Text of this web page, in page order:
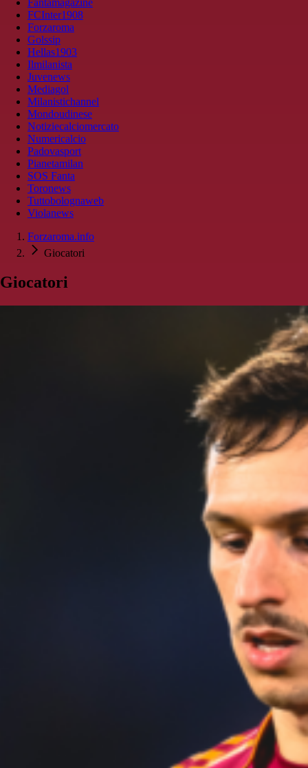
Fantamagazine
FCInter1908
Forzaroma
Golssip
Hellas1903
Ilmilanista
Juvenews
Mediagol
Milanistichannel
Mondoudinese
Notiziecalciomercato
Numericalcio
Padovasport
Pianetamilan
SOS Fanta
Toronews
Tuttobolognaweb
Violanews
Forzaroma.info
Giocatori
Giocatori